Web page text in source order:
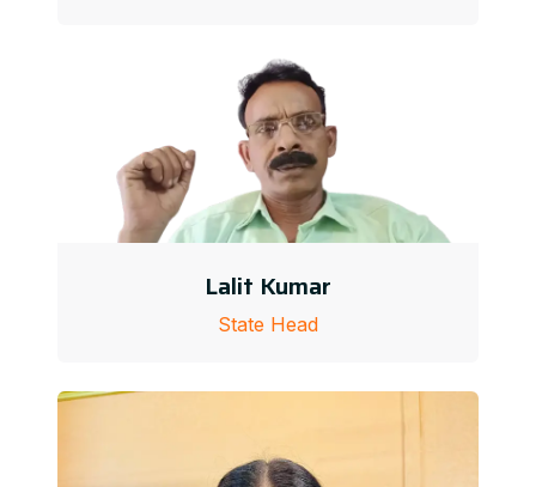
Lalit Kumar
State Head